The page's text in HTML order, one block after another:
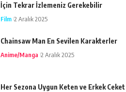
İçin Tekrar İzlemeniz Gerekebilir
Film 2 Aralık 2025
Chainsaw Man En Sevilen Karakterler
Anime/Manga 2 Aralık 2025
Her Sezona Uygun Keten ve Erkek Ceket